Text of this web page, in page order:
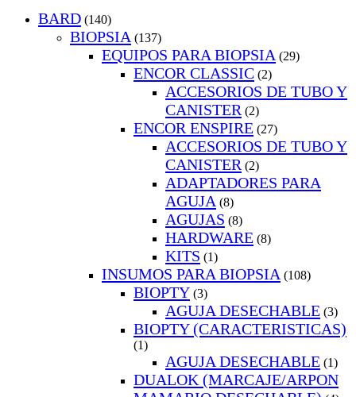
BARD (140)
BIOPSIA (137)
EQUIPOS PARA BIOPSIA (29)
ENCOR CLASSIC (2)
ACCESORIOS DE TUBO Y
CANISTER (2)
ENCOR ENSPIRE (27)
ACCESORIOS DE TUBO Y
CANISTER (2)
ADAPTADORES PARA
AGUJA (8)
AGUJAS (8)
HARDWARE (8)
KITS (1)
INSUMOS PARA BIOPSIA (108)
BIOPTY (3)
AGUJA DESECHABLE (3)
BIOPTY (CARACTERISTICAS)
(1)
AGUJA DESECHABLE (1)
DUALOK (MARCAJE/ARPON